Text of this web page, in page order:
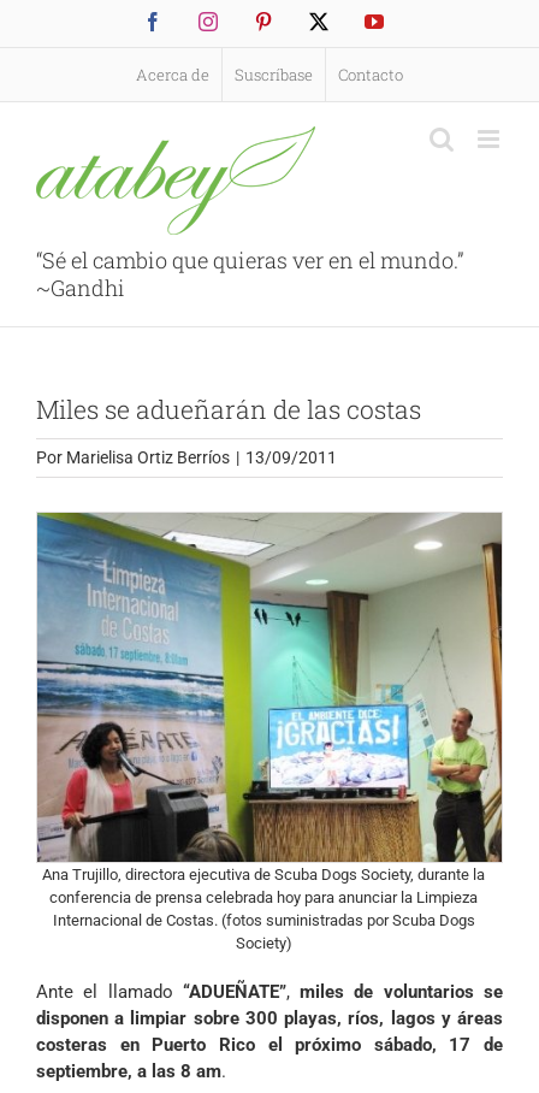
FacebookInstagramPinterest YouTube
Acerca de Suscríbase Contacto
“Sé el cambio que quieras ver en el mundo.”
~Gandhi
Miles se adueñarán de las costas
Por Marielisa Ortiz Berríos | 13/09/2011
Ana Trujillo, directora ejecutiva de Scuba Dogs Society, durante la
conferencia de prensa celebrada hoy para anunciar la Limpieza
Internacional de Costas. (fotos suministradas por Scuba Dogs
Society)
Ante el llamado “ADUEÑATE”,miles de voluntarios se
disponen a limpiar sobre 300 playas, ríos, lagos y áreas
costeras en Puerto Rico el próximo sábado, 17 de
septiembre, a las 8 am.